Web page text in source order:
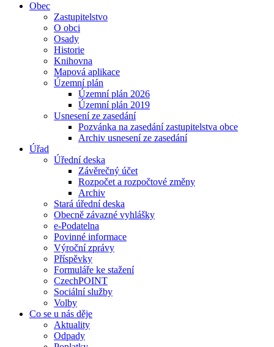
Obec
Zastupitelstvo
O obci
Osady
Historie
Knihovna
Mapová aplikace
Územní plán
Územní plán 2026
Územní plán 2019
Usnesení ze zasedání
Pozvánka na zasedání zastupitelstva obce
Archiv usnesení ze zasedání
Úřad
Úřední deska
Závěrečný účet
Rozpočet a rozpočtové změny
Archiv
Stará úřední deska
Obecně závazné vyhlášky
e-Podatelna
Povinné informace
Výroční zprávy
Příspěvky
Formuláře ke stažení
CzechPOINT
Sociální služby
Volby
Co se u nás děje
Aktuality
Odpady